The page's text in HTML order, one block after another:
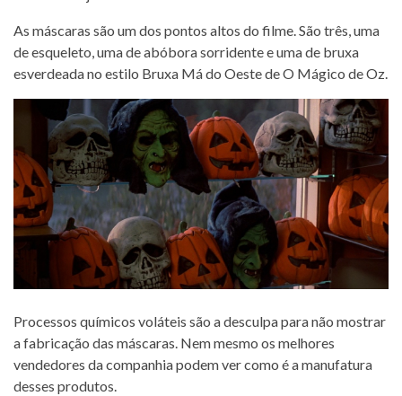
As máscaras são um dos pontos altos do filme. São três, uma
de esqueleto, uma de abóbora sorridente e uma de bruxa
esverdeada no estilo Bruxa Má do Oeste de O Mágico de Oz.
Processos químicos voláteis são a desculpa para não mostrar
a fabricação das máscaras. Nem mesmo os melhores
vendedores da companhia podem ver como é a manufatura
desses produtos.